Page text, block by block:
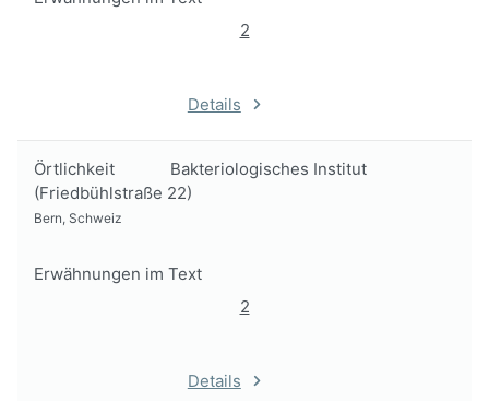
2
Details
Örtlichkeit
Bakteriologisches Institut
(Friedbühlstraße 22)
Bern, Schweiz
Erwähnungen im Text
2
Details